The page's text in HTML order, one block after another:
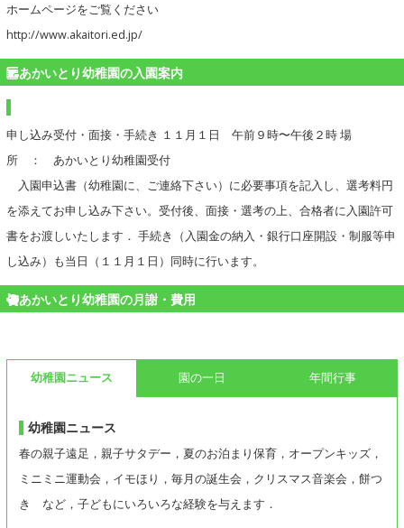
ホームページをご覧ください
http://www.akaitori.ed.jp/
あかいとり幼稚園の入園案内
申し込み受付・面接・手続き １１月１日 午前９時〜午後２時 場
所 ： あかいとり幼稚園受付
入園申込書（幼稚園に、ご連絡下さい）に必要事項を記入し、選考料円
を添えてお申し込み下さい。受付後、面接・選考の上、合格者に入園許可
書をお渡しいたします． 手続き（入園金の納入・銀行口座開設・制服等申
し込み）も当日（１１月１日）同時に行います。
あかいとり幼稚園の月謝・費用
幼稚園ニュース 園の一日 年間行事
幼稚園ニュース
春の親子遠足，親子サタデー，夏のお泊まり保育，オープンキッズ，
ミニミニ運動会，イモほり，毎月の誕生会，クリスマス音楽会，餅つ
き など，子どもにいろいろな経験を与えます．